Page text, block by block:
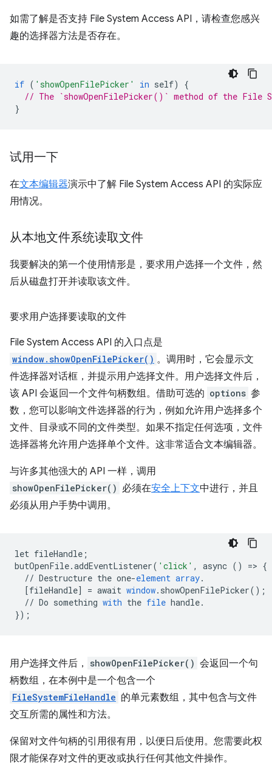
如需了解是否支持 File System Access API，请检查您感兴
趣的选择器方法是否存在。
if ( 'showOpenFilePicker' in self)
{
// The `showOpenFilePicker()` method of the File
}
试用一下
在文本编辑器演示中了解 File System Access API 的实际应
用情况。
从本地文件系统读取文件
我要解决的第一个使用情形是，要求用户选择一个文件，然
后从磁盘打开并读取该文件。
要求用户选择要读取的文件
File System Access API 的入口点是
window.showOpenFilePicker() 。调用时，它会显示文
件选择器对话框，并提示用户选择文件。用户选择文件后，
该 API 会返回一个文件句柄数组。借助可选的 options 参
数，您可以影响文件选择器的行为，例如允许用户选择多个
文件、目录或不同的文件类型。如果不指定任何选项，文件
选择器将允许用户选择单个文件。这非常适合文本编辑器。
与许多其他强大的 API 一样，调用
showOpenFilePicker() 必须在安全上下文中进行，并且
必须从用户手势中调用。
let fileHandle ;
butOpenFile.addEventListener( 'click' , async () => {
// Destructure the one-element array.
[fileHandle] = await window. showOpenFilePicker();
// Do something with the file handle.
});
用户选择文件后， showOpenFilePicker() 会返回一个句
柄数组，在本例中是一个包含一个
FileSystemFileHandle 的单元素数组，其中包含与文件
交互所需的属性和方法。
保留对文件句柄的引用很有用，以便日后使用。您需要此权
限才能保存对文件的更改或执行任何其他文件操作。